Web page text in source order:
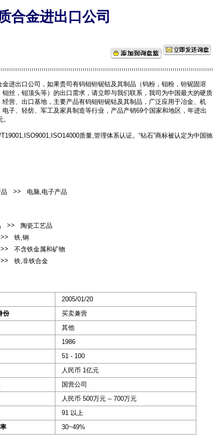
合金进出口公司
金进出口公司，如果贵司有钨钼钽铌钴及其制品（钨粉，钼粉，钽铌固溶
钼丝，钼顶头等）的出口需求，请立即与我们联系，我司为中国最大的硬质
经营、出口基地，主要产品有钨钼钽铌钴及其制品，广泛应用于冶金、机
子、轻纺、军工及家具制造等行业，产品产销69个国家和地区，年进出
质量,管理体系认证。“钻石”商标被认定为中国驰
>> 电脑,电子产品
>>
陶瓷工艺品
>>
铁,钢
>>
不含铁金属和矿物
>> 铁,非铁合金
2005/01/20
份
买卖兼营
其他
1986
51 - 100
人民币 1亿元
国营公司
人民币 500万元 -- 700万元
91 以上
30~49%